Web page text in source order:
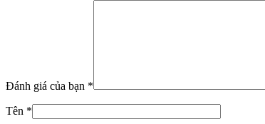
Đánh giá của bạn *
Tên *